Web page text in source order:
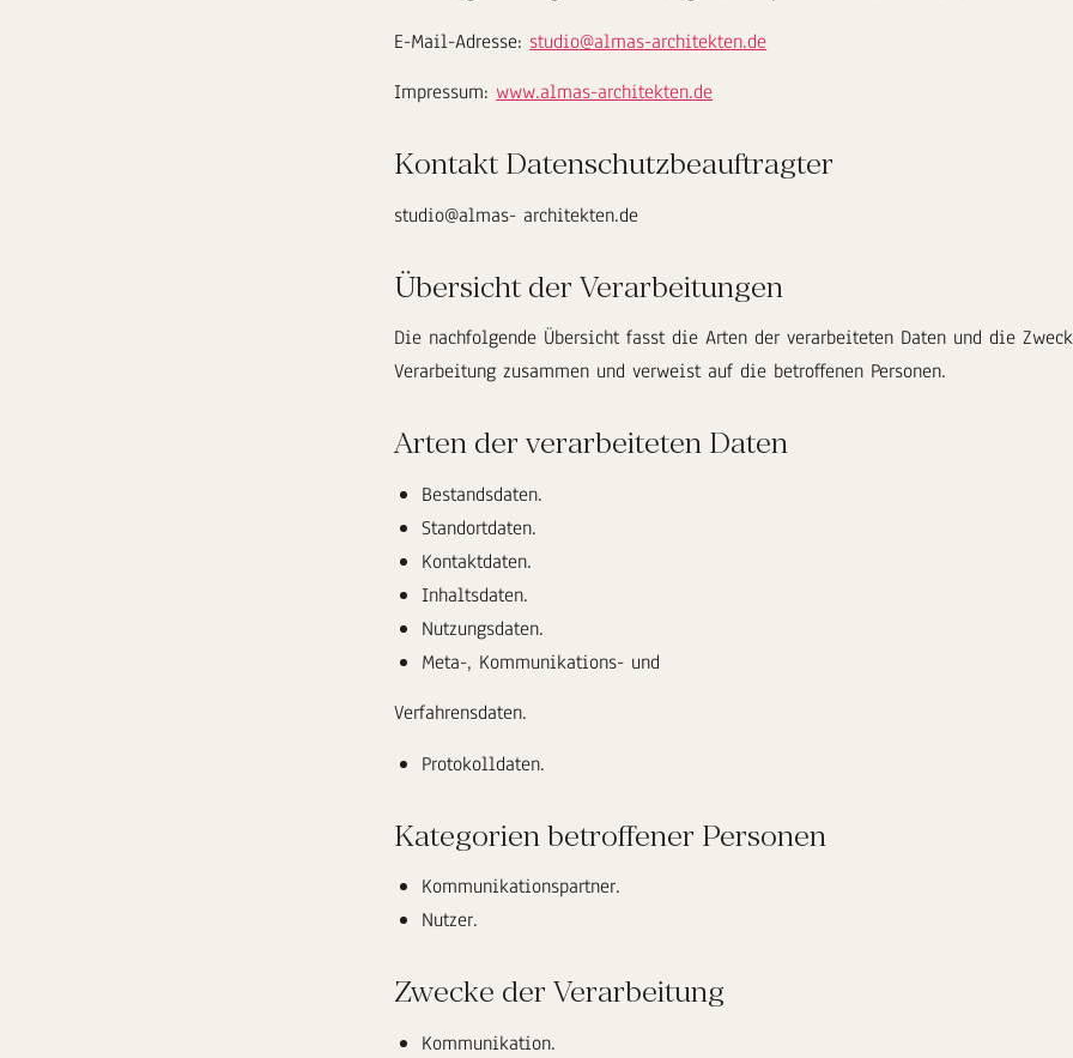
E-Mail-Adresse: studio@almas-architekten.de
Impressum: www.almas-architekten.de
Kontakt Datenschutzbeauftragter
studio@almas- architekten.de
Übersicht der Verarbeitungen
Die nachfolgende Übersicht fasst die Arten der verarbeiteten Daten und die
Verarbeitung zusammen und verweist auf die betroffenen Personen.
Arten der verarbeiteten Daten
Bestandsdaten.
Standortdaten.
Kontaktdaten.
Inhaltsdaten.
Nutzungsdaten.
Meta-, Kommunikations- und
Verfahrensdaten.
Protokolldaten.
Kategorien betroffener Personen
Kommunikationspartner.
Nutzer.
Zwecke der Verarbeitung
Kommunikation.